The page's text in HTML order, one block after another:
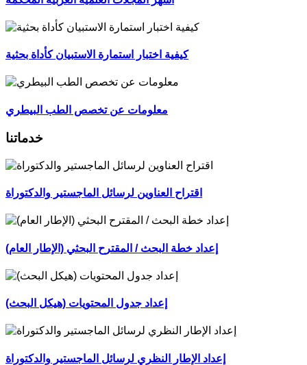
كيفية اختبار استمارة الاستبيان كأداة بحثية
معلومات عن تخصص الطب البيطري
خدماتنا
اقتراح العناوين لرسائل الماجستير والدكتوراة
إعداد خطة البحث / المقترح البحثي (الإطار العام)
إعداد جدول المحتويات (هيكل البحث)
إعداد الإطار النظري لرسائل الماجستير والدكتوراة